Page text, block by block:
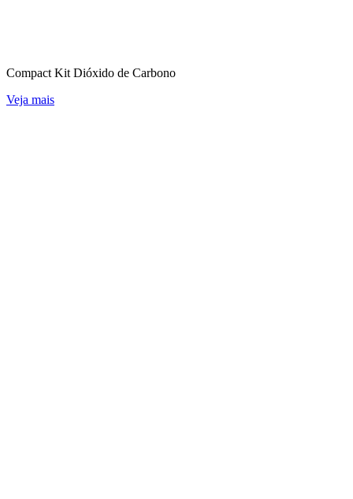
Compact Kit Dióxido de Carbono
Veja mais